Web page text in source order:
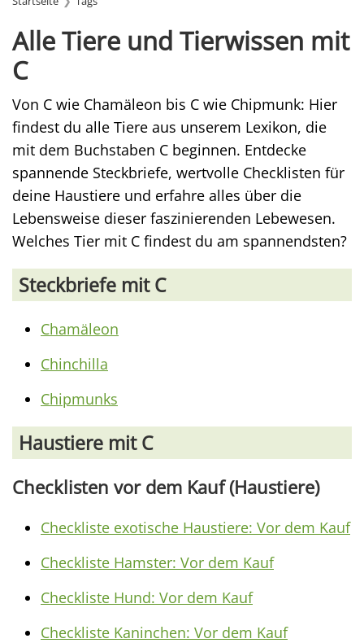
Alle Tiere und Tierwissen mit
C
Von C wie Chamäleon bis C wie Chipmunk: Hier
findest du alle Tiere aus unserem Lexikon, die
mit dem Buchstaben C beginnen. Entdecke
spannende Steckbriefe, wertvolle Checklisten für
deine Haustiere und erfahre alles über die
Lebensweise dieser faszinierenden Lebewesen.
Welches Tier mit C findest du am spannendsten?
Steckbriefe mit C
Chamäleon
Chinchilla
Chipmunks
Haustiere mit C
Checklisten vor dem Kauf (Haustiere)
Checkliste exotische Haustiere: Vor dem Kauf
Checkliste Hamster: Vor dem Kauf
Checkliste Hund: Vor dem Kauf
Checkliste Kaninchen: Vor dem Kauf